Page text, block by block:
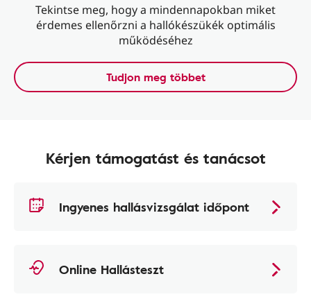
Tekintse meg, hogy a mindennapokban miket
érdemes ellenőrzni a hallókészükék optimális
működéséhez
Tudjon meg többet
Kérjen támogatást és tanácsot
Ingyenes hallásvizsgálat időpont
Online Hallásteszt